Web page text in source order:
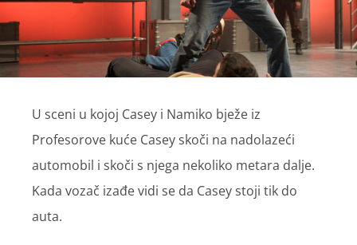
U sceni u kojoj Casey i Namiko bježe iz
Profesorove kuće Casey skoči na nadolazeći
automobil i skoči s njega nekoliko metara dalje.
Kada vozač izađe vidi se da Casey stoji tik do
auta.